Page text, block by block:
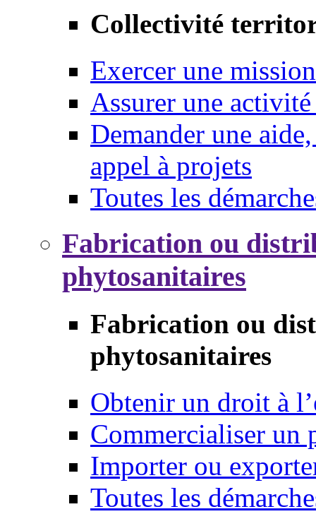
Collectivité
Exercer une mission
Assurer une
Demander une
appel à projets
Toutes les
Fabrication ou
phytosanitaires
Fabrication ou
phytosanitaires
Obtenir un droit à
Commercialiser un
Importer ou
Toutes les